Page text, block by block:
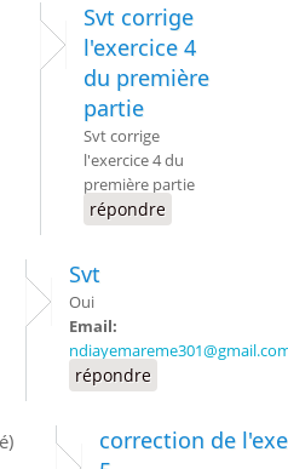
Svt corrige
l'exercice 4
du première
partie
Svt corrige
l'exercice 4 du
première partie
répondre
Svt
Oui
Email:
répondre
correction de